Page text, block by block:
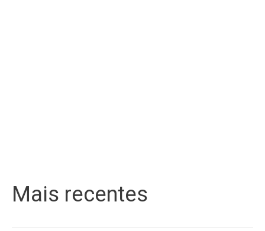
Mais recentes